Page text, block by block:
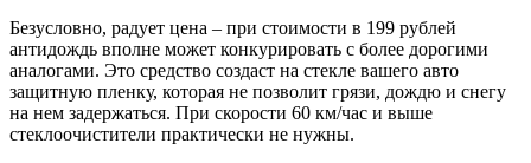
Безусловно, радует цена – при стоимости в 199 рублей
антидождь вполне может конкурировать с более дорогими
аналогами. Это средство создаст на стекле вашего авто
защитную пленку, которая не позволит грязи, дождю и снегу
на нем задержаться. При скорости 60 км/час и выше
стеклоочистители практически не нужны.